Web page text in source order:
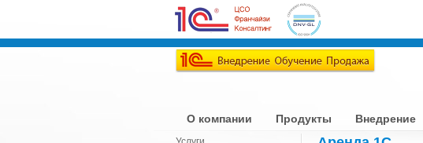
О компании Продукты Внедрение